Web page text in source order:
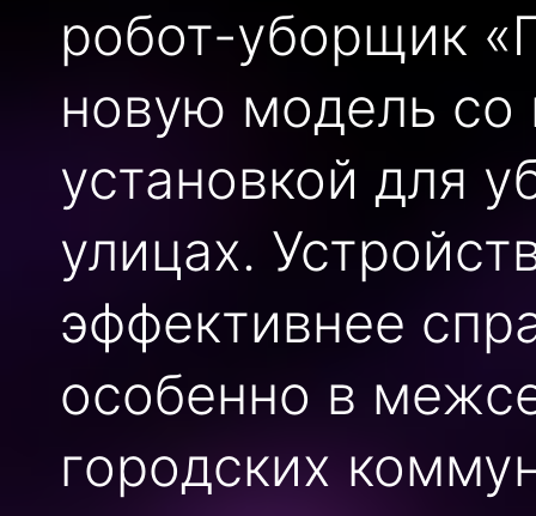
робот-уборщик
новую модель со
установкой для
улицах.
эффективнее
особенно в
городских